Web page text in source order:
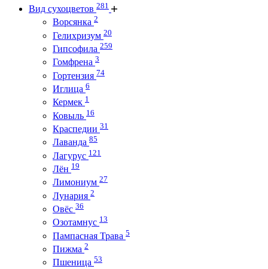
Вид сухоцветов 281
Ворсянка 2
Гелихризум 20
Гипсофила 259
Гомфрена 3
Гортензия 74
Иглица 6
Кермек 1
Ковыль 16
Краспедии 31
Лаванда 85
Лагурус 121
Лён 19
Лимониум 27
Лунария 2
Овёс 36
Озотамнус 13
Пампасная Трава 5
Пижма 2
Пшеница 53